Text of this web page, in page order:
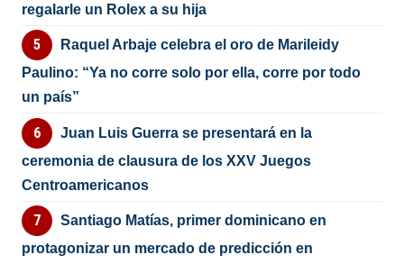
regalarle un Rolex a su hija
Raquel Arbaje celebra el oro de Marileidy
Paulino: “Ya no corre solo por ella, corre por todo
un país”
Juan Luis Guerra se presentará en la
ceremonia de clausura de los XXV Juegos
Centroamericanos
Santiago Matías, primer dominicano en
protagonizar un mercado de predicción en